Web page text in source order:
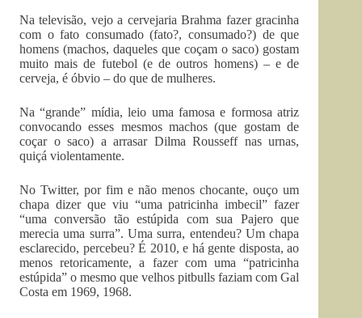
Na televisão, vejo a cervejaria Brahma fazer gracinha
com o fato consumado (fato?, consumado?) de que
homens (machos, daqueles que coçam o saco) gostam
muito mais de futebol (e de outros homens) – e de
cerveja, é óbvio – do que de mulheres.
Na “grande” mídia, leio uma famosa e formosa atriz
convocando esses mesmos machos (que gostam de
coçar o saco) a arrasar Dilma Rousseff nas urnas,
quiçá violentamente.
No Twitter, por fim e não menos chocante, ouço um
chapa dizer que viu “uma patricinha imbecil” fazer
“uma conversão tão estúpida com sua Pajero que
merecia uma surra”. Uma surra, entendeu? Um chapa
esclarecido, percebeu? É 2010, e há gente disposta, ao
menos retoricamente, a fazer com uma “patricinha
estúpida” o mesmo que velhos pitbulls faziam com Gal
Costa em 1969, 1968.